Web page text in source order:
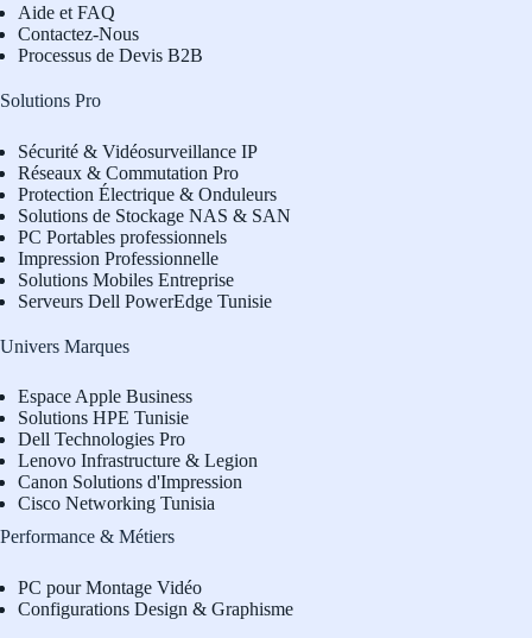
Aide et FAQ
Contactez-Nous
Processus de Devis B2B
Solutions Pro
Sécurité & Vidéosurveillance IP
Réseaux & Commutation Pro
Protection Électrique & Onduleurs
Solutions de Stockage NAS & SAN
PC Portables professionnels
Impression Professionnelle
Solutions Mobiles Entreprise
Serveurs Dell PowerEdge Tunisie
Univers Marques
Espace Apple Business
Solutions HPE Tunisie
Dell Technologies Pro
Lenovo Infrastructure & Legion
Canon Solutions d'Impression
Cisco Networking Tunisia
Performance & Métiers
PC pour Montage Vidéo
Configurations Design & Graphisme